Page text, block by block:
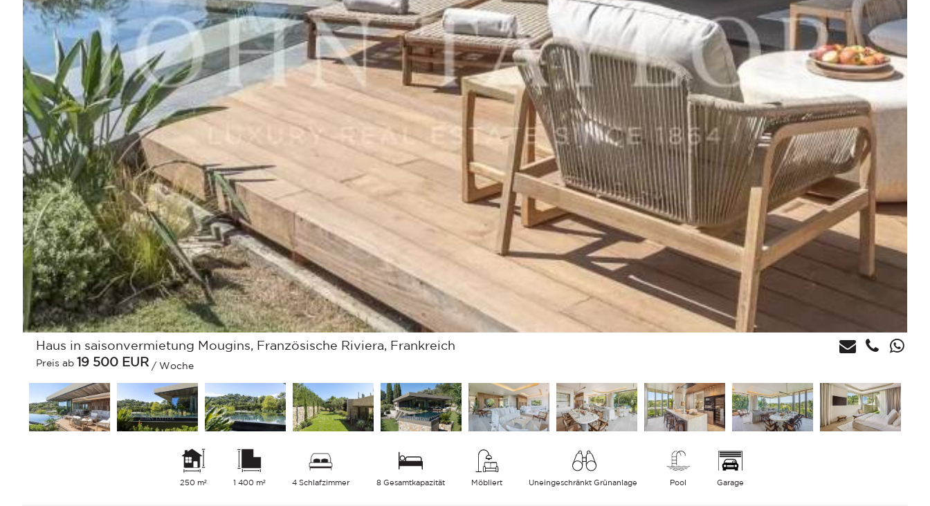
Haus in saisonvermietung Mougins, Französische Riviera, Frankreich
Preis ab 19 500 EUR / Woche
250 m² 1 400 m² 4 Schlafzimmer 8 Gesamtkapazität Möbliert Uneingeschränkt Grünanlage Pool Garage